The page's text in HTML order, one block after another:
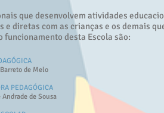
que desenvolvem atividades
e diretas com as crianças e os demais
funcionamento desta Escola são:
de Melo
PEDAGÓGICA
Andrade de Sousa